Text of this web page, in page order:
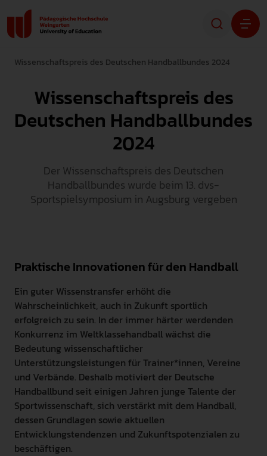
Forschung
Hochschule
PRESSE
GEBÄRDENSPRACHE
Wissenschaftspreis des Deutschen Handballbundes 2024
Wissenschaftspreis des
Deutschen Handballbundes
2024
Der Wissenschaftspreis des Deutschen
Handballbundes wurde beim 13. dvs-
Sportspielsymposium in Augsburg vergeben
Praktische Innovationen für den Handball
Ein guter Wissenstransfer erhöht die
Wahrscheinlichkeit, auch in Zukunft sportlich
erfolgreich zu sein. In der immer härter werdenden
Konkurrenz im Weltklassehandball wächst die
Bedeutung wissenschaftlicher
Unterstützungsleistungen für Trainer*innen, Vereine
und Verbände. Deshalb motiviert der Deutsche
Handballbund seit einigen Jahren junge Talente der
Sportwissenschaft, sich verstärkt mit dem Handball,
dessen Grundlagen sowie aktuellen
Entwicklungstendenzen und Zukunftspotenzialen zu
beschäftigen.